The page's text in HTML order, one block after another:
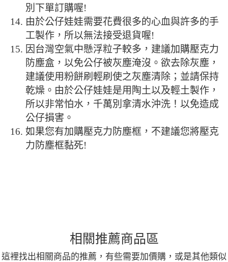
別下單訂購喔!
由於公仔娃娃需要花費很多的心血與許多的手
工製作，所以無法接受退貨喔!
因台灣空氣中懸浮粒子較多，建議加購壓克力
防塵盒，以免公仔被灰塵淹沒。欲去除灰塵，
建議使用粉餅刷輕刷使之灰塵清除；並請保持
乾燥。由於公仔娃娃是用陶土以及輕土製作，
所以非常怕水，千萬別拿清水沖洗！以免造成
公仔損害。
如果您有加購壓克力防塵框，不建議您將壓克
力防塵框黏死!
相關推薦商品區
這裡找出相關商品的推薦，有些需要加價購，或是其他類似